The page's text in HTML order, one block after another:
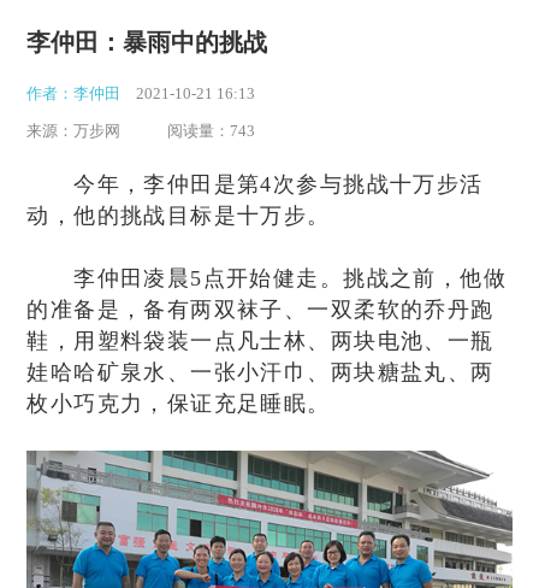
李仲田：暴雨中的挑战
作者：李仲田 2021-10-21 16:13
来源：万步网 阅读量：743
今年，李仲田是第4次参与挑战十万步活
动，他的挑战目标是十万步。
李仲田凌晨5点开始健走。挑战之前，他做
的准备是，备有两双袜子、一双柔软的乔丹跑
鞋，用塑料袋装一点凡士林、两块电池、一瓶
娃哈哈矿泉水、一张小汗巾、两块糖盐丸、两
枚小巧克力，保证充足睡眠。